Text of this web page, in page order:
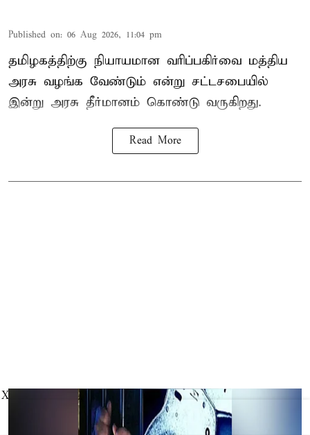
Published on: 06 Aug 2026, 11:04 pm
தமிழகத்திற்கு நியாயமான வரிப்பகிர்வை மத்திய
அரசு வழங்க வேண்டும் என்று சட்டசபையில்
இன்று அரசு தீர்மானம் கொண்டு வருகிறது.
Read More
X